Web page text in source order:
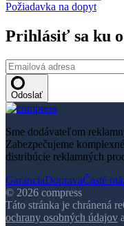
Požiadavka na dopyt
Prihlásiť sa ku
Odoslať
Sme dodávateľom
Zabezpečujeme
distribúcie reklamných
GaranciaDopravaČasté
© 2026 compress
Táto stránka je chránená
ochrany osobných údajov a